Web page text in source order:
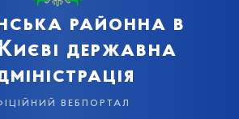
районна в
Києві державна
вебпортал